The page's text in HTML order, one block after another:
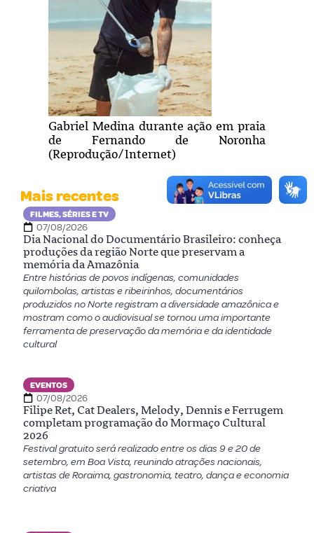
Gabriel Medina durante ação em praia
de Fernando de Noronha
(Reprodução/Internet)
Mais recentes
FILMES, SÉRIES E TV
07/08/2026
Dia Nacional do Documentário Brasileiro: conheça
produções da região Norte que preservam a
memória da Amazônia
Entre histórias de povos indígenas, comunidades
quilombolas, artistas e ribeirinhos, documentários
produzidos no Norte registram a diversidade amazônica e
mostram como o audiovisual se tornou uma importante
ferramenta de preservação da memória e da identidade
cultural
EVENTOS
07/08/2026
Filipe Ret, Cat Dealers, Melody, Dennis e Ferrugem
completam programação do Mormaço Cultural
2026
Festival gratuito será realizado entre os dias 9 e 20 de
setembro, em Boa Vista, reunindo atrações nacionais,
artistas de Roraima, gastronomia, teatro, dança e economia
criativa